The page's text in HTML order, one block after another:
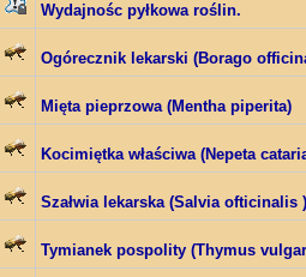
Wydajnośc pyłkowa roślin.
Ogórecznik lekarski (Borago
Mięta pieprzowa (Mentha piperita)
Kocimiętka właściwa (Nepeta
Szałwia lekarska (Salvia ofticinalis )
Tymianek pospolity (Thymus